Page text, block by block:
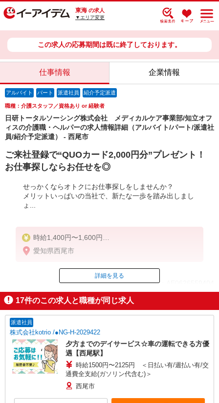
東海 の求人
▼エリア変更
この求人の応募期間は既に終了しております。
仕事情報 企業情報
アルバイト パート 派遣社員 紹介予定派遣
職種：介護スタッフ／資格あり or 経験者
日研トータルソーシング株式会社 メディカルケア事業部/知立オフ
ィスの介護職・ヘルパーの求人情報詳細（アルバイト/パート/派遣社
員/紹介予定派遣） - 西尾市
ご来社登録で“QUOカード2,000円分”プレゼント！
お仕事探しならお任せを◎
せっかくならオトクにお仕事探しをしませんか？
メリットいっぱいの当社で、新たな一歩を踏み出しまし
ょ...
時給1,400円〜1,600円
◆無資格・経験者：時給1,400円〜
◆初任者研修・経験者：時給1,500円〜
◆介護福祉士：時給1,600円〜
※経験者は3ヶ月以上
※給与幅は経験・能力による
★週払いOK（規定あり）
愛知県西尾市
ID：AE0626559404
掲載期間終了
詳細を見る
17件のこの求人と職種が同じ求人
派遣社員
株式会社kotrio /●NG-H-2029422
夕方までのデイサービス☆車の運転できる方優
遇【西尾駅】
時給1500円〜2125円 ＜日払い有/週払い有/交
通費全支給(ガソリン代含む)＞
西尾市